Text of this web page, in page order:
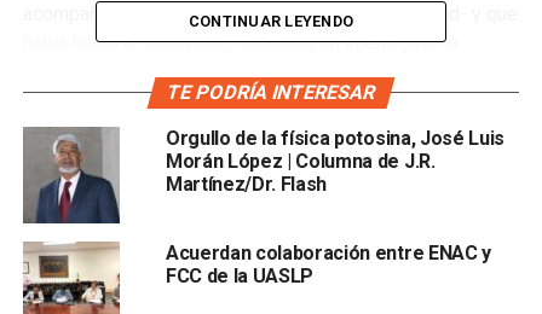
acompañaba-de quien se ha reservado su identidad- y que
había huido a Guanajuato, recabada en interrogatorio
fuentes internas de la Fiscalía,se presentan nuevos
datos y una linea de tiempo, aunque con vacíos,
respecto a lo que ocurrió minutos antes del disparo y
posterior muerte de Jorge Dávila Ramírez.
Conforme a todo lo anterior, esto es lo que se sabe sobre
los últimos minutos con vida del pasante de la facultad de
estomatología de la Universidad Autónoma de San Luis
CONTINUAR LEYENDO
TE PODRÍA INTERESAR
Orgullo de la física potosina, José Luis
Morán López | Columna de J.R.
Martínez/Dr. Flash
Acuerdan colaboración entre ENAC y
FCC de la UASLP